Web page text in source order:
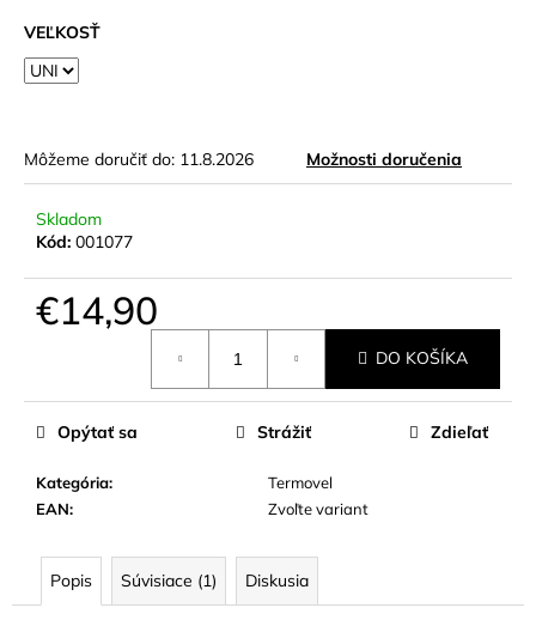
VEĽKOSŤ
Môžeme doručiť do: 11.8.2026 Možnosti doručenia
Skladom
Kód: 001077
€14,90
DO KOŠÍKA
Kategória:
Termovel
EAN: Zvoľte variant
Opýtať sa Strážiť Zdieľať
Popis Súvisiace (1) Diskusia